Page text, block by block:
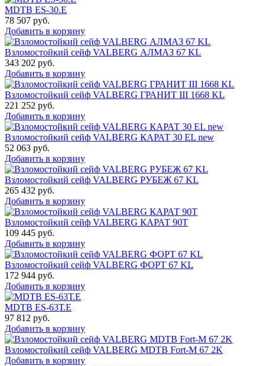
MDTB ES-30.Е
78 507 руб.
Добавить в корзину
Взломостойкий сейф VALBERG АЛМАЗ 67 KL
343 202 руб.
Добавить в корзину
Взломостойкий сейф VALBERG ГРАНИТ III 1668 KL
221 252 руб.
Добавить в корзину
Взломостойкий сейф VALBERG КАРАТ 30 EL new
52 063 руб.
Добавить в корзину
Взломостойкий сейф VALBERG РУБЕЖ 67 KL
265 432 руб.
Добавить в корзину
Взломостойкий сейф VALBERG КАРАТ 90T
109 445 руб.
Добавить в корзину
Взломостойкий сейф VALBERG ФОРТ 67 KL
172 944 руб.
Добавить в корзину
MDTB ES-63Т.Е
97 812 руб.
Добавить в корзину
Взломостойкий сейф VALBERG MDTB Fort-M 67 2K
Добавить в корзину